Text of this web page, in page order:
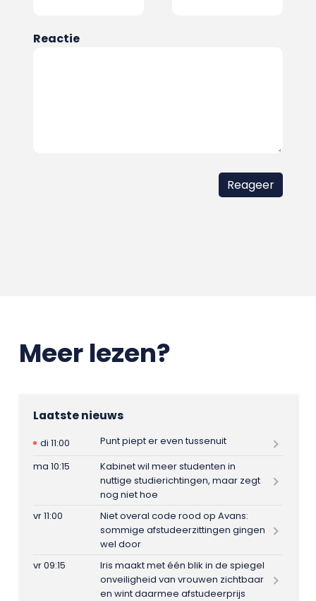
Reactie
Meer lezen?
Laatste nieuws
di 11:00
Punt piept er even tussenuit
ma 10:15
Kabinet wil meer studenten in
nuttige studierichtingen, maar zegt
nog niet hoe
vr 11:00
Niet overal code rood op Avans:
sommige afstudeerzittingen gingen
wel door
vr 09:15
Iris maakt met één blik in de spiegel
onveiligheid van vrouwen zichtbaar
en wint daarmee afstudeerprijs